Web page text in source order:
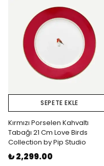
SEPETE EKLE
Kırmızı Porselen Kahvaltı
Tabağı 21 Cm Love Birds
Collection by Pip Studio
₺ 2,299.00